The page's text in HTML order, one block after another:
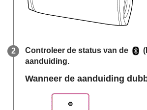
Controleer de status van de
aanduiding.
Wanneer de aanduiding